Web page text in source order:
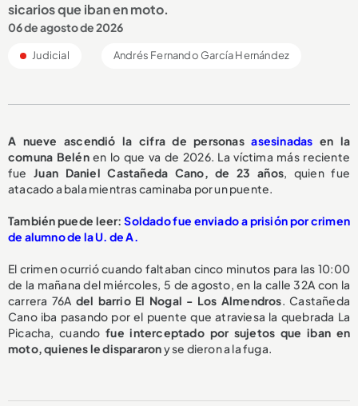
sicarios que iban en moto.
06 de agosto de 2026
Judicial Andrés Fernando García Hernández
A nueve ascendió la cifra de personasasesinadas en la
comuna Belénen lo que va de 2026. La víctima más reciente
fueJuan Daniel Castañeda Cano, de 23 años, quien fue
atacado a bala mientras caminaba por un puente.
También puede leer:Soldado fue enviado a prisión por crimen
de alumno de la U. de A.
El crimen ocurrió cuando faltaban cinco minutos para las 10:00
de la mañana del miércoles, 5 de agosto, en la calle 32A con la
carrera 76A del barrio El Nogal - Los Almendros. Castañeda
Cano iba pasando por el puente que atraviesa la quebrada La
Picacha, cuandofue interceptado por sujetos que iban en
moto, quienes le dispararony se dieron a la fuga.